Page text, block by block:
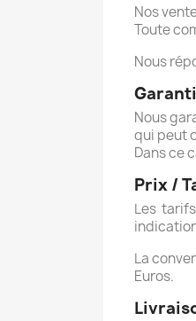
Nos
Toute
Nous
Nous
qui peut
Dans ce
Prix /
Les
La
Euros.